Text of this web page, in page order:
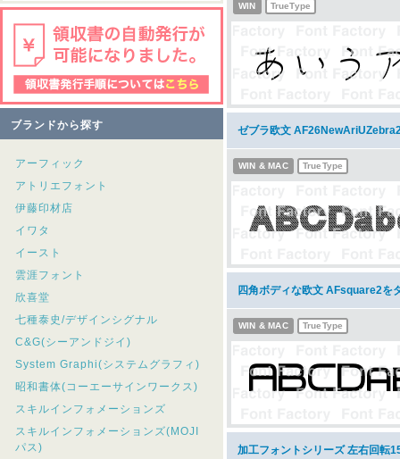
ブランドから探す
アーフィック
アトリエフォント
伊藤印材店
イワタ
イースト
雲涯フォント
欣喜堂
七種泰史/デザインシグナル
C&G(シーアンドジイ)
System Graphi(システムグラフィ)
昭和書体(コーエーサインワークス)
スキルインフォメーションズ
スキルインフォメーションズ(MOJI
パス)
WIN TrueType
ゼブラ欧文
WIN & MAC TrueType
四角ボディな欧文 AFsquare2を
WIN & MAC TrueType
加工フォントシリーズ 左右回転